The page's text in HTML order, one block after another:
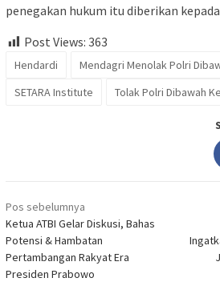
penegakan hukum itu diberikan
Post Views: 363
Hendardi
Mendagri Menolak Polri
SETARA Institute
Tolak Polri Dibawah
Navigasi
pos
Pos sebelumnya
Ketua ATBI Gelar Diskusi, Bahas
Potensi & Hambatan
Pertambangan Rakyat Era
Presiden Prabowo